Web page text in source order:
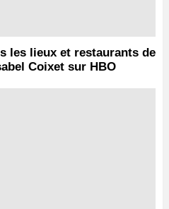
les lieux et restaurants de
Coixet sur HBO